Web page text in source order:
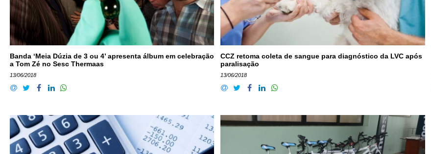
Banda ‘Meia Dúzia de 3 ou 4’ apresenta álbum em celebração
a Tom Zé no Sesc Thermaas
13/06/2018
CCZ retoma coleta de sangue para diagnóstico da LVC após
paralisação
13/06/2018